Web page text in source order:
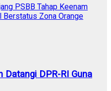
PSBB Tahap Keenam
Berstatus Zona Orange
Datangi DPR-RI Guna